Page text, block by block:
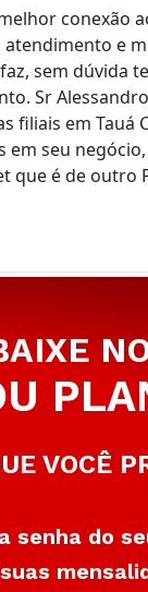
conexão
atendimento e
sem dúvida
Sr
filiais em Tauá
em seu
que é de outro
VOCÊ
senha do